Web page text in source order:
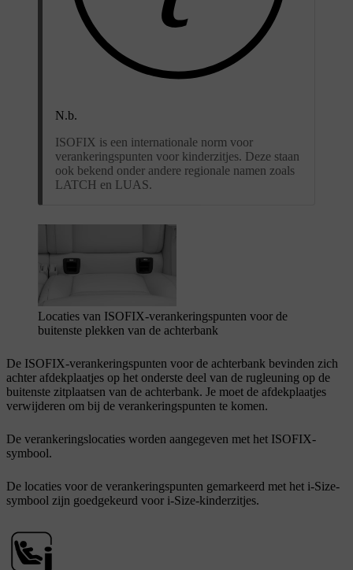
N.b.
ISOFIX is een internationale norm voor
verankeringspunten voor kinderzitjes. Deze staan
ook bekend onder andere regionale namen zoals
LATCH en LUAS.
Locaties van ISOFIX-verankeringspunten voor de
buitenste plekken van de achterbank
De ISOFIX-verankeringspunten voor de achterbank bevinden zich
achter afdekplaatjes op het onderste deel van de rugleuning op de
buitenste zitplaatsen van de achterbank. Je moet de afdekplaatjes
verwijderen om bij de verankeringspunten te komen.
De verankeringslocaties worden aangegeven met het ISOFIX-
symbool.
De locaties voor de verankeringspunten gemarkeerd met het i-Size-
symbool zijn goedgekeurd voor i-Size-kinderzitjes.